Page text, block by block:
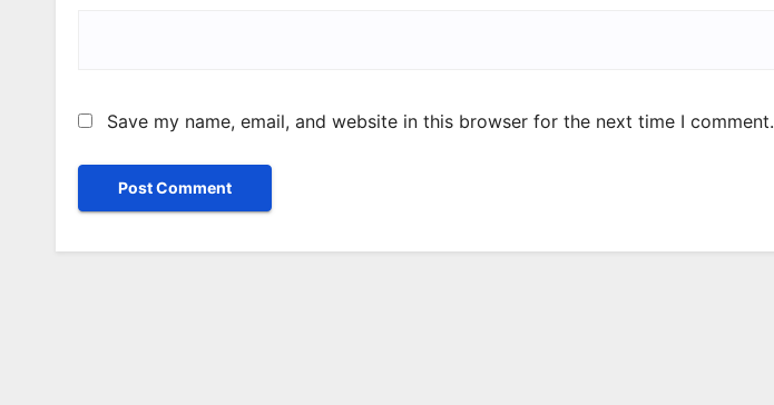
Save my name, email, and website in this browser for the next time I comment.